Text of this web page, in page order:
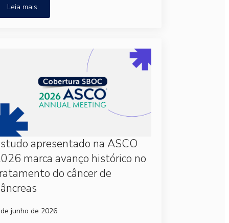
Leia mais
apresentado na ASCO
marca avanço histórico no
do câncer de
junho de 2026